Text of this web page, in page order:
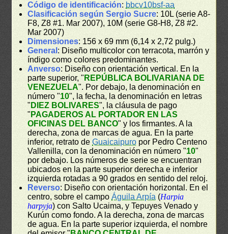
Código de identificación: bbcv10bsf-aa
Clasificación según Sergio Sucre: 10L (serie A8-
F8, Z8 #1. Mar 2007), 10M (serie G8-H8, Z8 #2.
Mar 2007)
Dimensiones: 156 x 69 mm (6,14 x 2,72 pulg.)
General : Diseño multicolor con terracota, marrón y
índigo como colores predominantes.
Anverso: Diseño con orientación vertical. En la
parte superior, " REPÚBLICA BOLIVARIANA DE
VENEZUELA". Por debajo, la denominación en
número "10", la fecha, la denominación en letras
" DIEZ BOLIVARES", la cláusula de pago
" PAGADEROS AL PORTADOR EN LAS
OFICINAS DEL BANCO" y los firmantes. A la
derecha, zona de marcas de agua. En la parte
inferior, retrato deGuaicaipuro por Pedro Centeno
Vallenilla, con la denominación en número "10"
por debajo. Los números de serie se encuentran
ubicados en la parte superior derecha e inferior
izquierda rotadas a 90 grados en sentido del reloj.
Reverso: Diseño con orientación horizontal. En el
centro, sobre el campoÁguila Arpía (Harpia
harpyja) con Salto Ucaima, y Tepuyes Venado y
Kurún como fondo. A la derecha, zona de marcas
de agua. En la parte superior izquierda, el nombre